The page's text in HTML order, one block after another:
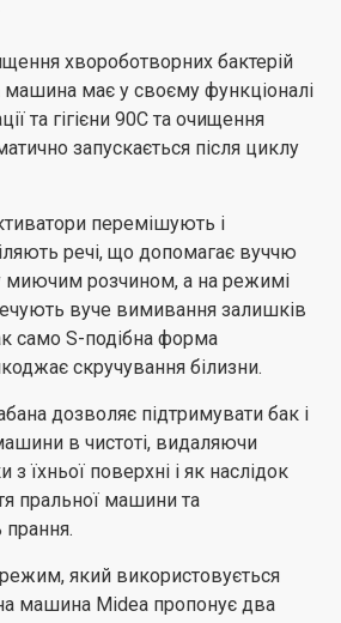
хв білизна після прання буде
енергоефективності А++
MF100W60 споживає менше
за підтримки незмінно
хвороботворних бактерій
машина має у своєму функціоналі
та гігієни 90С та очищення
запускається після циклу
перемішують і
речі, що допомагає вуччю
миючим розчином, а на режимі
вуче вимивання залишків
само S-подібна форма
скручування білизни.
дозволяє підтримувати бак і
в чистоті, видаляючи
їхньої поверхні і як наслідок
пральної машини та
який використовується
машина Midea пропонує два